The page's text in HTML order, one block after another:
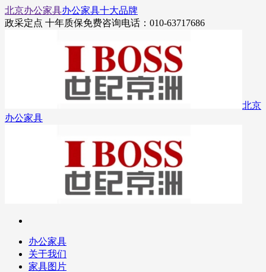
北京办公家具办公家具十大品牌
政采定点 十年质保免费咨询电话：010-63717686
北京
办公家具
办公家具
关于我们
家具图片